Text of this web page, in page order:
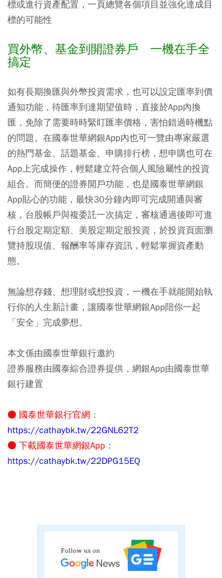
標或進行資產配置，一頁總覽各個項目並強化達成目
標的可能性
買外幣、基金到開證券戶 一機在手全
搞定
如有長期換匯與外幣投資需求，也可以設定匯率到價
通知功能，待匯率到達期望值時，直接於App內換
匯，免除了需要時時緊盯匯率價格，害怕錯過時機點
的問題。在國泰世華網銀App內也可一覽由專家嚴選
的熱門基金、話題基金、申購排行榜，想申購也可在
App上完成操作，輕鬆建立符合個人風險屬性的投資
組合。而簡便的證券開戶功能，也是國泰世華網銀
App貼心的功能，最快30分鐘內即可完成開通與審
核，台股帳戶與複委託一次搞定，審核通過後即可進
行台股定期定額、美股定期定股投資，於投資頁面瀏
覽持股現值、報酬率等庫存資訊，輕鬆掌握資產動
態。
無論想存錢、想理財或想投資，一機在手就能開始執
行你的人生新計畫，讓國泰世華網銀App陪你一起
「安全」完成夢想。
本文係由國泰世華銀行邀約
證券服務由國泰綜合證券提供，網銀App由國泰世華
銀行建置
● 國泰世華銀行官網 ：
https://cathaybk.tw/22GNL62T2
● 下載國泰世華網銀App ：
https://cathaybk.tw/22DPG15EQ